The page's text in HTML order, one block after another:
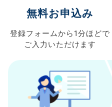
無料お申込み
登録フォームから 1分ほどで
ご入力 いただけます